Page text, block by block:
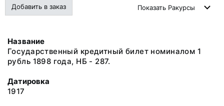
Добавить в заказ Показать Ракурсы
Название
Государственный кредитный билет номиналом 1
рубль 1898 года, НБ - 287.
Датировка
1917